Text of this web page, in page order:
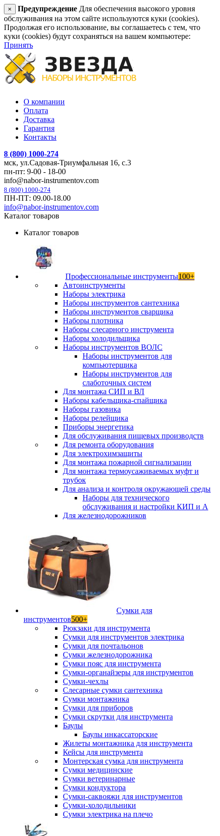
× Предупреждение Для обеспечения высокого уровня
обслуживания на этом сайте используются куки (cookies).
Продолжая его использование, вы соглашаетесь с тем, что
куки (cookies) будут сохраняться на вашем компьютере:
Принять
О компании
Оплата
Доставка
Гарантия
Контакты
8 (800) 1000-274
мск, ул.Садовая-Триумфальная 16, с.3
пн-пт: 9-00 - 18-00
info@nabor-instrumentov.com
8 (800) 1000-274
ПН-ПТ: 09.00-18.00
info@nabor-instrumentov.com
Каталог товаров
Каталог товаров
Профессиональные инструменты100+
Автоинструменты
Наборы электрика
Наборы инструментов сантехника
Наборы инструментов сварщика
Наборы плотника
Наборы слесарного инструмента
Наборы холодильщика
Наборы инструментов ВОЛС
Наборы инструментов для
компьютерщика
Наборы инструментов для
слаботочных систем
Для монтажа СИП и ВЛ
Наборы кабельщика-спайщика
Наборы газовика
Наборы релейщика
Приборы энергетика
Для обслуживания пищевых производств
Для ремонта оборудования
Для электрохимзащиты
Для монтажа пожарной сигнализации
Для монтажа термоусаживаемых муфт и
трубок
Для анализа и контроля окружающей среды
Наборы для технического
обслуживания и настройки КИП и А
Для железнодорожников
Сумки для
инструментов500+
Рюкзаки для инструмента
Сумки для инструментов электрика
Сумки для почтальонов
Сумки железнодорожника
Сумки пояс для инструмента
Сумки-органайзеры для инструментов
Сумки-чехлы
Слесарные сумки сантехника
Сумки монтажника
Сумки для приборов
Сумки скрутки для инструмента
Баулы
Баулы инкассаторские
Жилеты монтажника для инструмента
Кейсы для инструмента
Монтерская сумка для инструмента
Сумки медицинские
Сумки ветеринарные
Сумки кондуктора
Сумки-саквояжи для инструментов
Сумки-холодильники
Сумки электрика на плечо